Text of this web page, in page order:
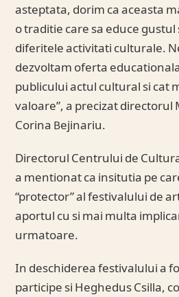
asteptata, dorim ca aceasta
o traditie care sa educe
diferitele activitati culturale.
dezvoltam oferta
publicului actul cultural si cat
valoare”, a precizat directorul
Corina Bejinariu.
Directorul Centrului de
a mentionat ca insitutia pe
“protector” al festivalului de
aportul cu si mai multa
urmatoare.
In deschiderea festivalului a
participe si Heghedus Csilla,